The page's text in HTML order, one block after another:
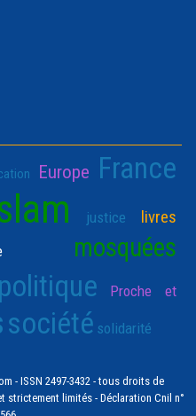
Europe France
justice livres
mosquées
politique Proche et
société solidarité
- ISSN 2497-3432 - tous droits de
limités - Déclaration Cnil n°